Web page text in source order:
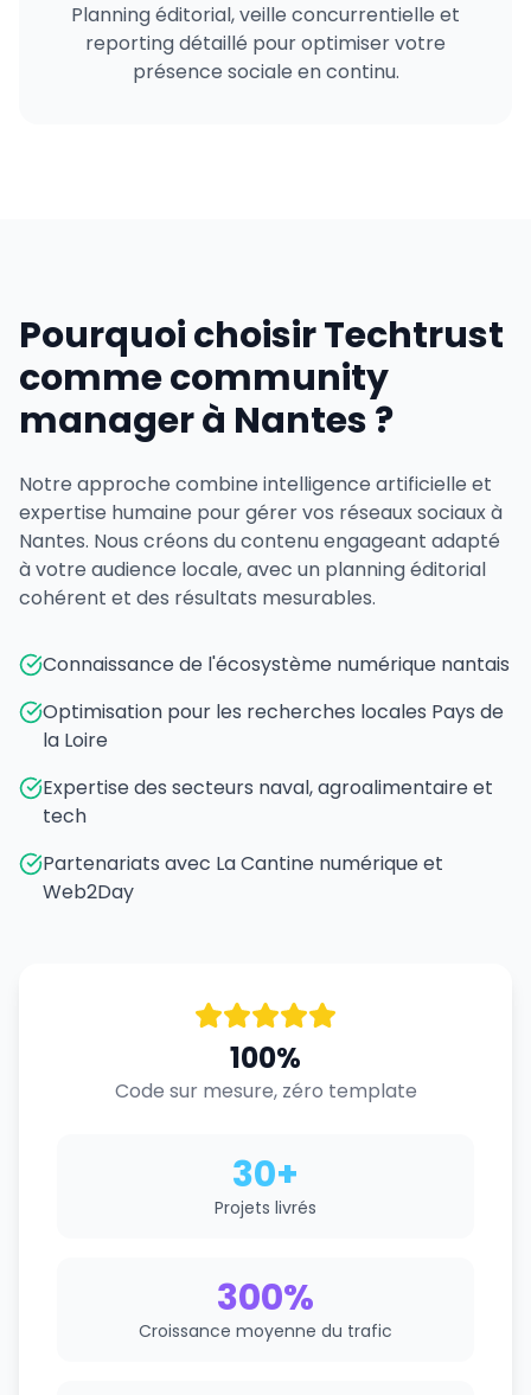
Planning éditorial, veille concurrentielle et
reporting détaillé pour optimiser votre
présence sociale en continu.
Pourquoi choisir Techtrust
comme community
manager à Nantes ?
Notre approche combine intelligence artificielle et
expertise humaine pour gérer vos réseaux sociaux à
Nantes. Nous créons du contenu engageant adapté
à votre audience locale, avec un planning éditorial
cohérent et des résultats mesurables.
Connaissance de l'écosystème numérique nantais
Optimisation pour les recherches locales Pays de
la Loire
Expertise des secteurs naval, agroalimentaire et
tech
Partenariats avec La Cantine numérique et
Web2Day
100%
Code sur mesure, zéro template
30+
Projets livrés
300%
Croissance moyenne du trafic